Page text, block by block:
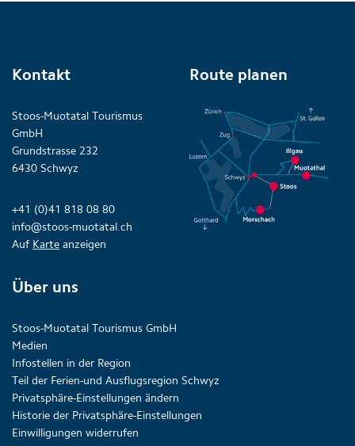
Kontakt
Stoos-Muotatal Tourismus
GmbH
Grundstrasse 232
6430 Schwyz
+41 (0)41 818 08 80
info@stoos-muotatal.ch
Auf Karte anzeigen
Route planen
Über uns
Stoos-Muotatal Tourismus GmbH
Medien
Infostellen in der Region
Teil der Ferien-und Ausflugsregion Schwyz
Privatsphäre-Einstellungen ändern
Historie der Privatsphäre-Einstellungen
Einwilligungen widerrufen